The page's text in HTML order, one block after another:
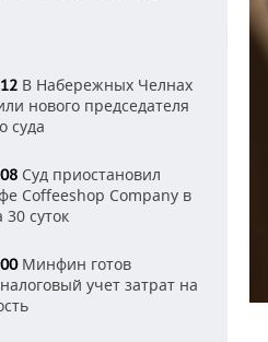
В Набережных Челнах
нового председателя
суда
Суд приостановил
Coffeeshop Company в
суток
Минфин готов
учет затрат на